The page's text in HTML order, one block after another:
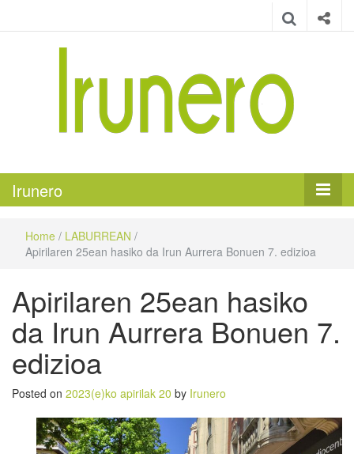
Irunero
Home / LABURREAN /
Apirilaren 25ean hasiko da Irun Aurrera Bonuen 7. edizioa
Apirilaren 25ean hasiko
da Irun Aurrera Bonuen 7.
edizioa
Posted on 2023(e)ko apirilak 20 by Irunero